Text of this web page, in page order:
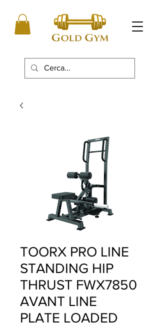
TOORX PRO LINE
STANDING HIP
THRUST FWX7850
AVANT LINE
PLATE LOADED